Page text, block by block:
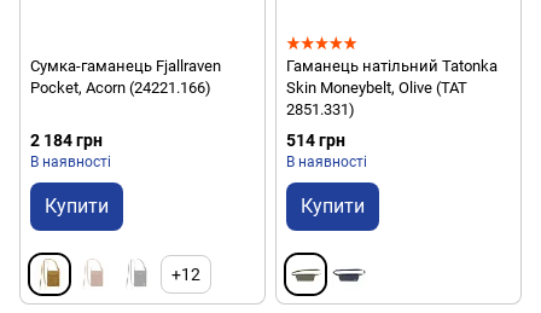
Сумка-гаманець Fjallraven
Pocket, Acorn (24221.166)
2 184 грн
В наявності
Купити
+12
Гаманець натільний Tatonka
Skin Moneybelt, Olive (TAT
2851.331)
514 грн
В наявності
Купити